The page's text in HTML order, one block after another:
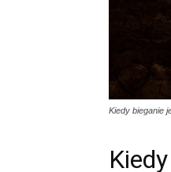
Kiedy bieganie